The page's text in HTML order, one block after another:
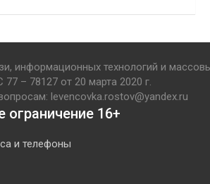
информационных технологий и
– 78127 от 20 марта 2020 г.
levencovka.rostov@yandex.ru
ограничение 16+
и телефоны